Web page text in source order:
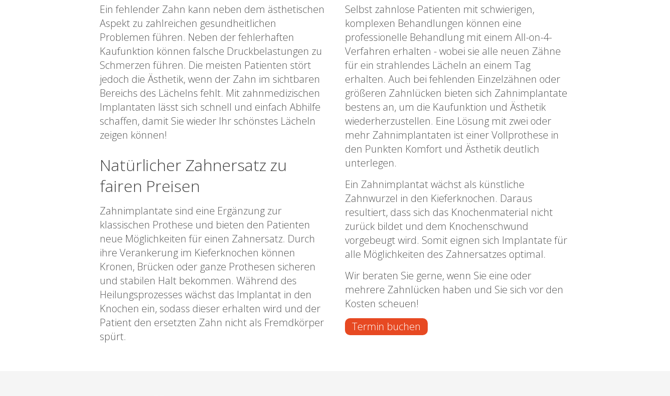
Ein fehlender Zahn kann neben dem ästhetischen
Aspekt zu zahlreichen gesundheitlichen
Problemen führen. Neben der fehlerhaften
Kaufunktion können falsche Druckbelastungen zu
Schmerzen führen. Die meisten Patienten stört
jedoch die Ästhetik, wenn der Zahn im sichtbaren
Bereichs des Lächelns fehlt. Mit zahnmedizischen
Implantaten lässt sich schnell und einfach Abhilfe
schaffen, damit Sie wieder Ihr schönstes Lächeln
zeigen können!
Natürlicher Zahnersatz zu
fairen Preisen
Zahnimplantate sind eine Ergänzung zur
klassischen Prothese und bieten den Patienten
neue Möglichkeiten für einen Zahnersatz. Durch
ihre Verankerung im Kieferknochen können
Kronen, Brücken oder ganze Prothesen sicheren
und stabilen Halt bekommen. Während des
Heilungsprozesses wächst das Implantat in den
Knochen ein, sodass dieser erhalten wird und der
Patient den ersetzten Zahn nicht als Fremdkörper
spürt.
Selbst zahnlose Patienten mit schwierigen,
komplexen Behandlungen können eine
professionelle Behandlung mit einem All-on-4-
Verfahren erhalten - wobei sie alle neuen Zähne
für ein strahlendes Lächeln an einem Tag
erhalten. Auch bei fehlenden Einzelzähnen oder
größeren Zahnlücken bieten sich Zahnimplantate
bestens an, um die Kaufunktion und Ästhetik
wiederherzustellen. Eine Lösung mit zwei oder
mehr Zahnimplantaten ist einer Vollprothese in
den Punkten Komfort und Ästhetik deutlich
unterlegen.
Ein Zahnimplantat wächst als künstliche
Zahnwurzel in den Kieferknochen. Daraus
resultiert, dass sich das Knochenmaterial nicht
zurück bildet und dem Knochenschwund
vorgebeugt wird. Somit eignen sich Implantate für
alle Möglichkeiten des Zahnersatzes optimal.
Wir beraten Sie gerne, wenn Sie eine oder
mehrere Zahnlücken haben und Sie sich vor den
Kosten scheuen!
Termin buchen